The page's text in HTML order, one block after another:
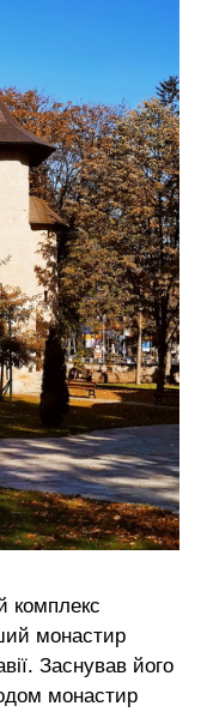
комплекс
монастир
Заснував його
монастир